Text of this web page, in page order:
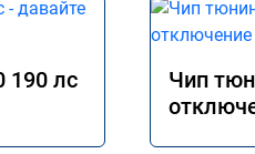
190 лс
Чип